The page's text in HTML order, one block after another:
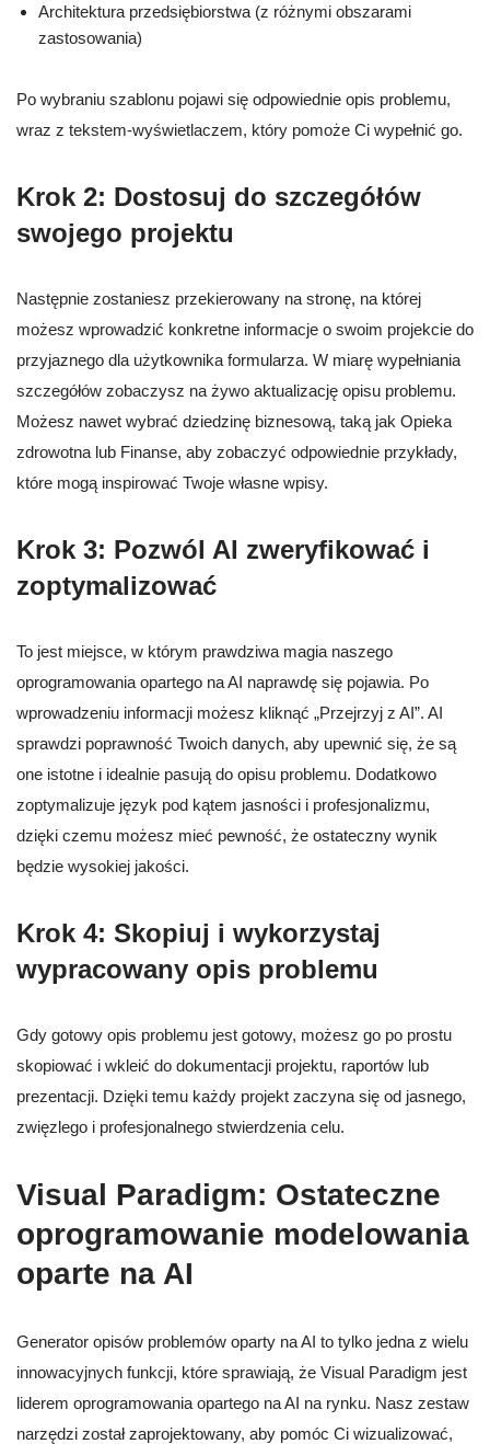
Architektura przedsiębiorstwa (z różnymi obszarami
zastosowania)
Po wybraniu szablonu pojawi się odpowiednie opis problemu,
wraz z tekstem-wyświetlaczem, który pomoże Ci wypełnić go.
Krok 2: Dostosuj do szczegółów
swojego projektu
Następnie zostaniesz przekierowany na stronę, na której
możesz wprowadzić konkretne informacje o swoim projekcie do
przyjaznego dla użytkownika formularza. W miarę wypełniania
szczegółów zobaczysz na żywo aktualizację opisu problemu.
Możesz nawet wybrać dziedzinę biznesową, taką jak Opieka
zdrowotna lub Finanse, aby zobaczyć odpowiednie przykłady,
które mogą inspirować Twoje własne wpisy.
Krok 3: Pozwól AI zweryfikować i
zoptymalizować
To jest miejsce, w którym prawdziwa magia naszego
oprogramowania opartego na AI naprawdę się pojawia. Po
wprowadzeniu informacji możesz kliknąć „Przejrzyj z AI”. AI
sprawdzi poprawność Twoich danych, aby upewnić się, że są
one istotne i idealnie pasują do opisu problemu. Dodatkowo
zoptymalizuje język pod kątem jasności i profesjonalizmu,
dzięki czemu możesz mieć pewność, że ostateczny wynik
będzie wysokiej jakości.
Krok 4: Skopiuj i wykorzystaj
wypracowany opis problemu
Gdy gotowy opis problemu jest gotowy, możesz go po prostu
skopiować i wkleić do dokumentacji projektu, raportów lub
prezentacji. Dzięki temu każdy projekt zaczyna się od jasnego,
zwięzlego i profesjonalnego stwierdzenia celu.
Visual Paradigm: Ostateczne
oprogramowanie modelowania
oparte na AI
Generator opisów problemów oparty na AI to tylko jedna z wielu
innowacyjnych funkcji, które sprawiają, że Visual Paradigm jest
liderem oprogramowania opartego na AI na rynku. Nasz zestaw
narzędzi został zaprojektowany, aby pomóc Ci wizualizować,